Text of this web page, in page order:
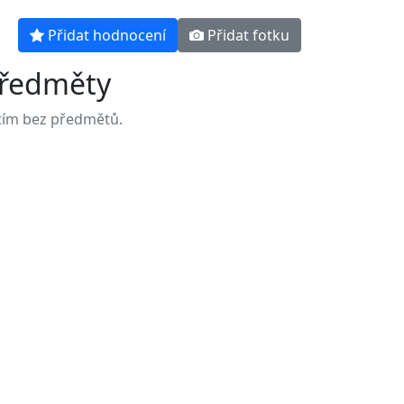
Přidat hodnocení Přidat fotku
bez předmětů.